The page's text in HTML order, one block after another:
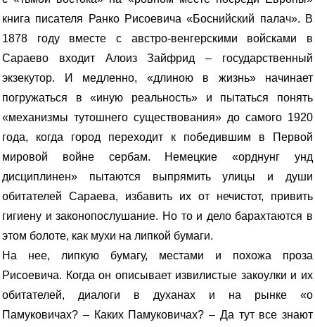
книга писателя Ранко Рисоевича «Боснийский палач». В
1878 году вместе с австро-венгерскими войсками в
Сараево входит Алоиз Зайфрид – государственный
экзекутор. И медленно, «длиною в жизнь» начинает
погружаться в «иную реальность» и пытаться понять
«механизмы тутошнего существования» до самого 1920
года, когда город переходит к победившим в Первой
мировой войне сербам. Немецкие «орднунг унд
дисциплинен» пытаются выпрямить улицы и души
обитателей Сараева, избавить их от нечистот, привить
гигиену и законопослушание. Но то и дело барахтаются в
этом болоте, как мухи на липкой бумаги.
На нее, липкую бумагу, местами и похожа проза
Рисоевича. Когда он описывает извилистые закоулки и их
обитателей, диалоги в духанах и на рынке «о
Памуковичах? – Каких Памуковичах? – Да тут все знают